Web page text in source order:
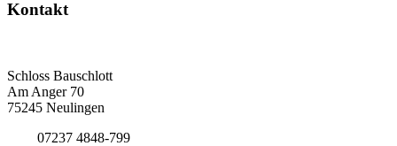
Kontakt
Schloss Bauschlott
Am Anger 70
75245 Neulingen
07237 4848-799